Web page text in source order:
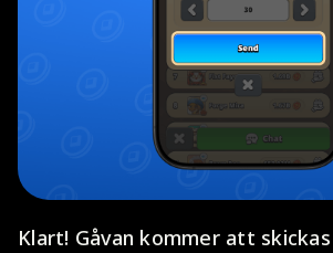
Klart! Gåvan kommer att